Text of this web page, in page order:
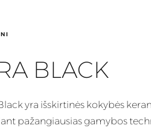
BLACK
yra išskirtinės kokybės
pažangiausias gamybos